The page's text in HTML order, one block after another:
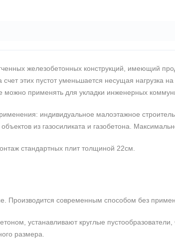
железобетонных конструкций, имеющий
этих пустот уменьшается несущая нагрузка
можно применять для укладки инженерных
индивидуальное малоэтажное
из газосиликата и газобетона.
стандартных плит толщиной 22см.
Производится современным способом без
устанавливают круглые пустообразователи,
размера.